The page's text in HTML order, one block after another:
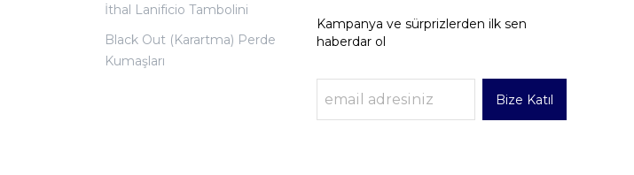
İthal Lanificio Tambolini
Black Out (Karartma) Perde
Kumaşları
Kampanya ve sürprizlerden ilk sen
haberdar ol
Bize Katıl